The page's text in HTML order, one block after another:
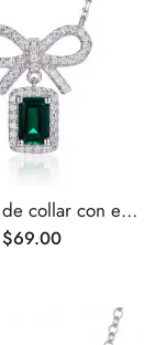
Colgante de collar con esmeralda cultivada en laboratorio de talla esmeralda de 0,5 quilates
$69.00